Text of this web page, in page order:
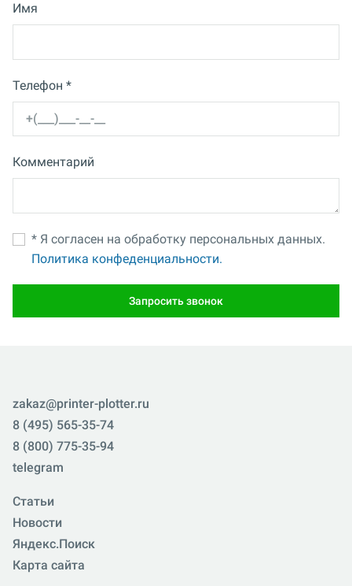
Имя
Телефон *
Комментарий
* Я согласен на обработку персональных данных.
Политика конфеденциальности.
Запросить звонок
zakaz@printer-plotter.ru
8 (495) 565-35-74
8 (800) 775-35-94
telegram
Статьи
Новости
Яндекс.Поиск
Карта сайта